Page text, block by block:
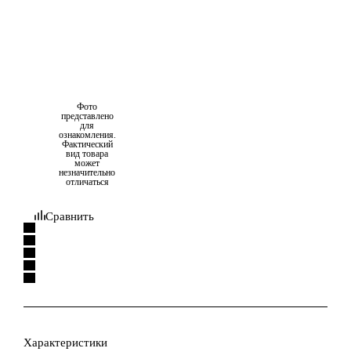
Фото
представлено
для
ознакомления.
Фактический
вид товара
может
незначительно
отличаться
Сравнить
Характеристики